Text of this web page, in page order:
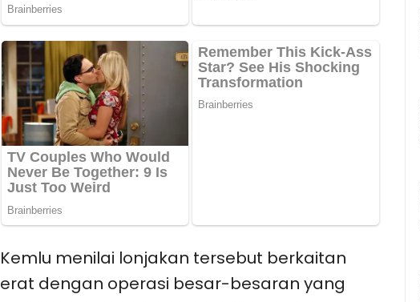
Kemlu menilai lonjakan tersebut berkaitan
erat dengan operasi besar-besaran yang